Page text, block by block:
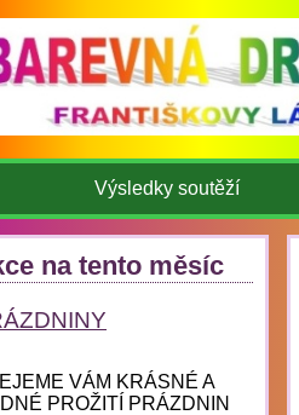
na tento měsíc
VÁM KRÁSNÉ A
PROŽITÍ PRÁZDNIN
Výsledky soutěží